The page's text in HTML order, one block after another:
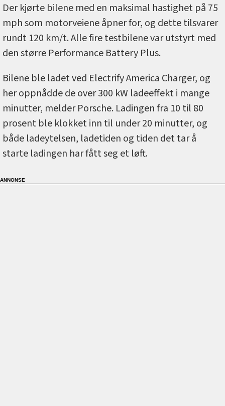
Der kjørte bilene med en maksimal hastighet på 75
mph som motorveiene åpner for, og dette tilsvarer
rundt 120 km/t. Alle fire testbilene var utstyrt med
den større Performance Battery Plus.
Bilene ble ladet ved Electrify America Charger, og
her oppnådde de over 300 kW ladeeffekt i mange
minutter, melder Porsche. Ladingen fra 10 til 80
prosent ble klokket inn til under 20 minutter, og
både ladeytelsen, ladetiden og tiden det tar å
starte ladingen har fått seg et løft.